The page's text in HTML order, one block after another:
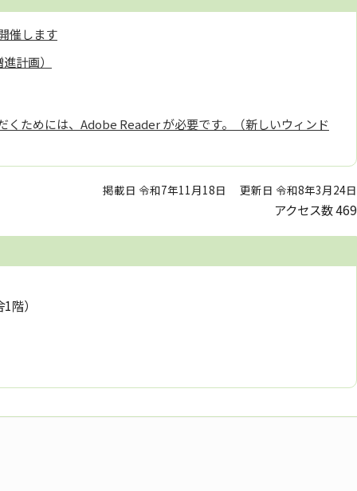
催します
計画）
くためには、Adobe Reader が必要です。（新しいウィンド
掲載日 令和7年11月18日 更新日 令和8年3月24日
アクセス数469
階）